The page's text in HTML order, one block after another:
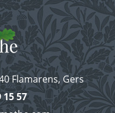
Flamarens, Gers
15 57